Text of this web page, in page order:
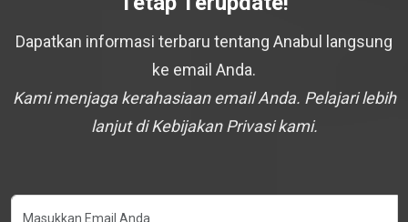
Dapatkan informasi terbaru tentang Anabul langsung
ke email Anda.
Kami menjaga kerahasiaan email Anda. Pelajari lebih
lanjut di Kebijakan Privasi kami.